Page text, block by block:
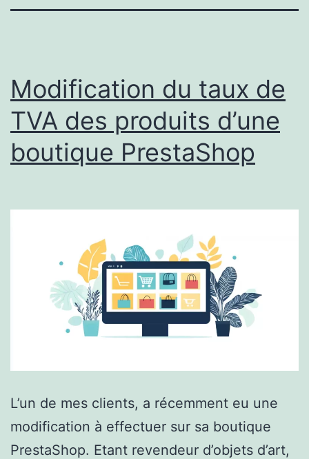
Modification du taux de
TVA des produits d’une
boutique PrestaShop
L’un de mes clients, a récemment eu une
modification à effectuer sur sa boutique
PrestaShop. Etant revendeur d’objets d’art,